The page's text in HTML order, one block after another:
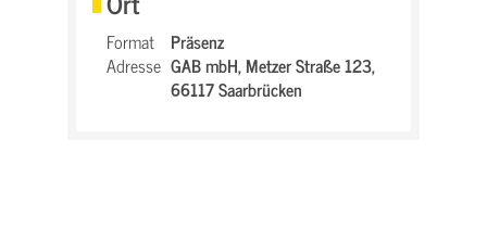
Format
Präsenz
Adresse GAB mbH,Metzer Straße 123,
66117 Saarbrücken